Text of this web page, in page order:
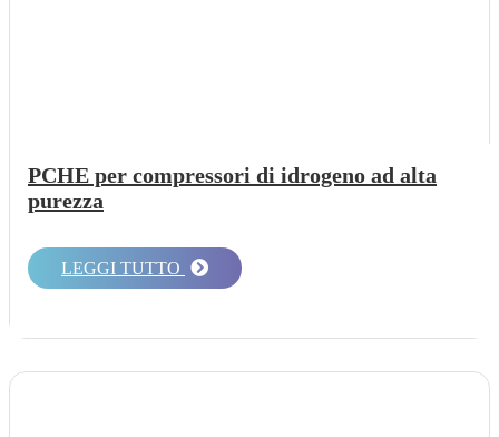
PCHE per compressori di idrogeno ad alta
purezza
LEGGI TUTTO